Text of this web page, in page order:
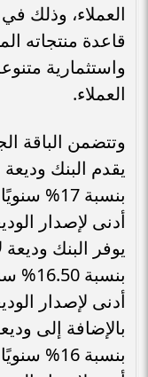
العملاء، وذلك
قاعدة منتجاته
واستثمارية
العملاء.
وتتضمن الباقة
بنسبة
بنسبة